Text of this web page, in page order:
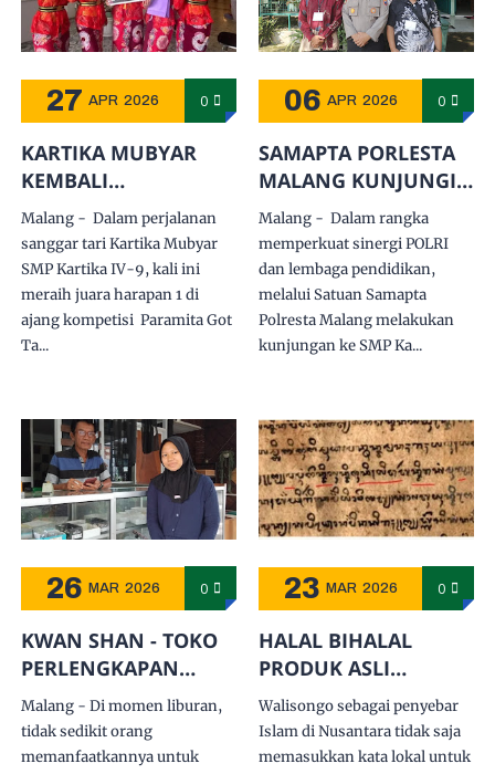
27 APR 2026 0
KARTIKA MUBYAR
KEMBALI
BERPRESTASI
Malang - Dalam perjalanan
sanggar tari Kartika Mubyar
SMP Kartika IV-9, kali ini
meraih juara harapan 1 di
ajang kompetisi Paramita Got
Ta...
06 APR 2026 0
SAMAPTA PORLESTA
MALANG KUNJUNGI
SMP KARTIKA IV-9
Malang - Dalam rangka
memperkuat sinergi POLRI
dan lembaga pendidikan,
melalui Satuan Samapta
Polresta Malang melakukan
kunjungan ke SMP Ka...
26 MAR 2026 0
KWAN SHAN - TOKO
PERLENGKAPAN
MEMANCING YANG
TAK LEKANG ZAMAN
Malang - Di momen liburan,
tidak sedikit orang
memanfaatkannya untuk
23 MAR 2026 0
HALAL BIHALAL
PRODUK ASLI
INDONESIA (2)
Walisongo sebagai penyebar
Islam di Nusantara tidak saja
memasukkan kata lokal untuk